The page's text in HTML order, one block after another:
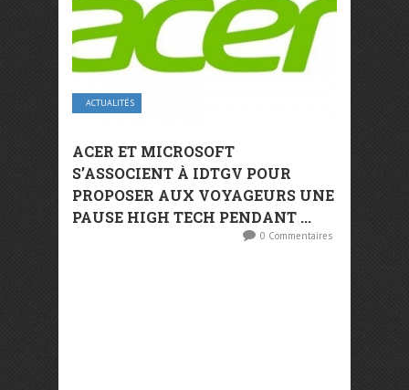
ACTUALITÉS
ACER ET MICROSOFT
S’ASSOCIENT À IDTGV POUR
PROPOSER AUX VOYAGEURS UNE
PAUSE HIGH TECH PENDANT ...
0 Commentaires